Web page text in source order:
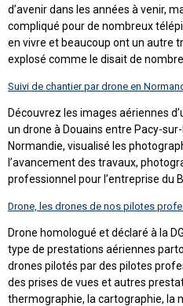
d’avenir dans les années à venir,
compliqué pour de nombreux
en vivre et beaucoup ont un autre
explosé comme le disait de
Suivi de chantier par drone en
Découvrez les images aériennes
un drone à Douains entre Pacy-
Normandie, visualisé les
l’avancement des travaux,
professionnel pour l’entreprise du
Drone, les drones de nos pilotes
Drone homologué et déclaré à la
type de prestations aériennes
drones pilotés par des pilotes
des prises de vues et autres
thermographie, la cartographie, la